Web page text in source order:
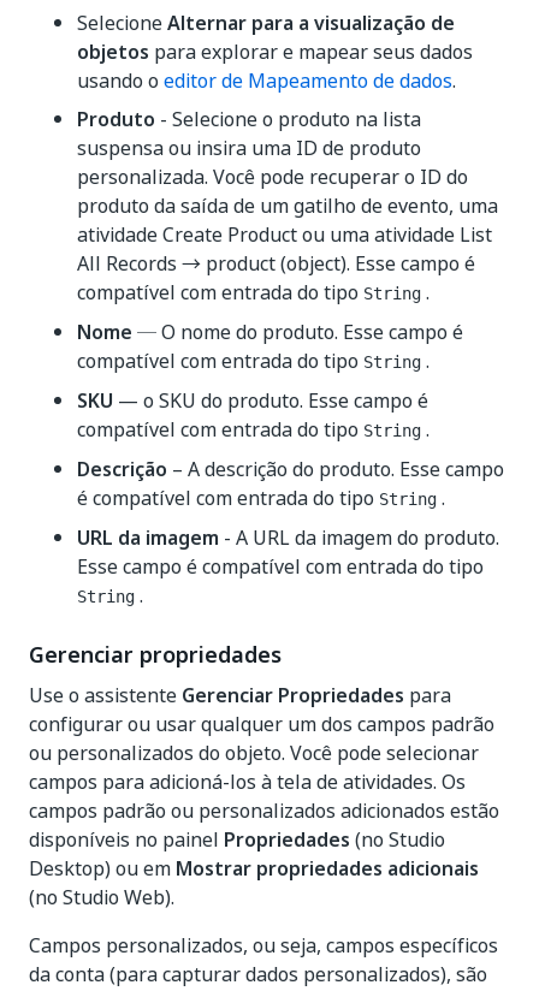
SelecioneAlternar para a visualização de
objetos para explorar e mapear seus dados
usando o editor de Mapeamento de dados.
Produto - Selecione o produto na lista
suspensa ou insira uma ID de produto
personalizada. Você pode recuperar o ID do
produto da saída de um gatilho de evento, uma
atividade Create Product ou uma atividade List
All Records → product (object). Esse campo é
compatível com entrada do tipo String .
Nome ─ O nome do produto. Esse campo é
compatível com entrada do tipo String .
SKU — o SKU do produto. Esse campo é
compatível com entrada do tipo String .
Descrição – A descrição do produto. Esse campo
é compatível com entrada do tipo String .
URL da imagem - A URL da imagem do produto.
Esse campo é compatível com entrada do tipo
String .
Gerenciar propriedades
Use o assistente Gerenciar Propriedades para
configurar ou usar qualquer um dos campos padrão
ou personalizados do objeto. Você pode selecionar
campos para adicioná-los à tela de atividades. Os
campos padrão ou personalizados adicionados estão
disponíveis no painel Propriedades (no Studio
Desktop) ou em Mostrar propriedades adicionais
(no Studio Web).
Campos personalizados, ou seja, campos específicos
da conta (para capturar dados personalizados), são